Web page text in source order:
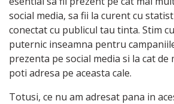
social media, sa fii la curent cu
conectat cu publicul tau tinta. Stim
puternic inseamna pentru
prezenta pe social media si la cat
poti adresa pe aceasta cale.
Totusi, ce nu am adresat pana in